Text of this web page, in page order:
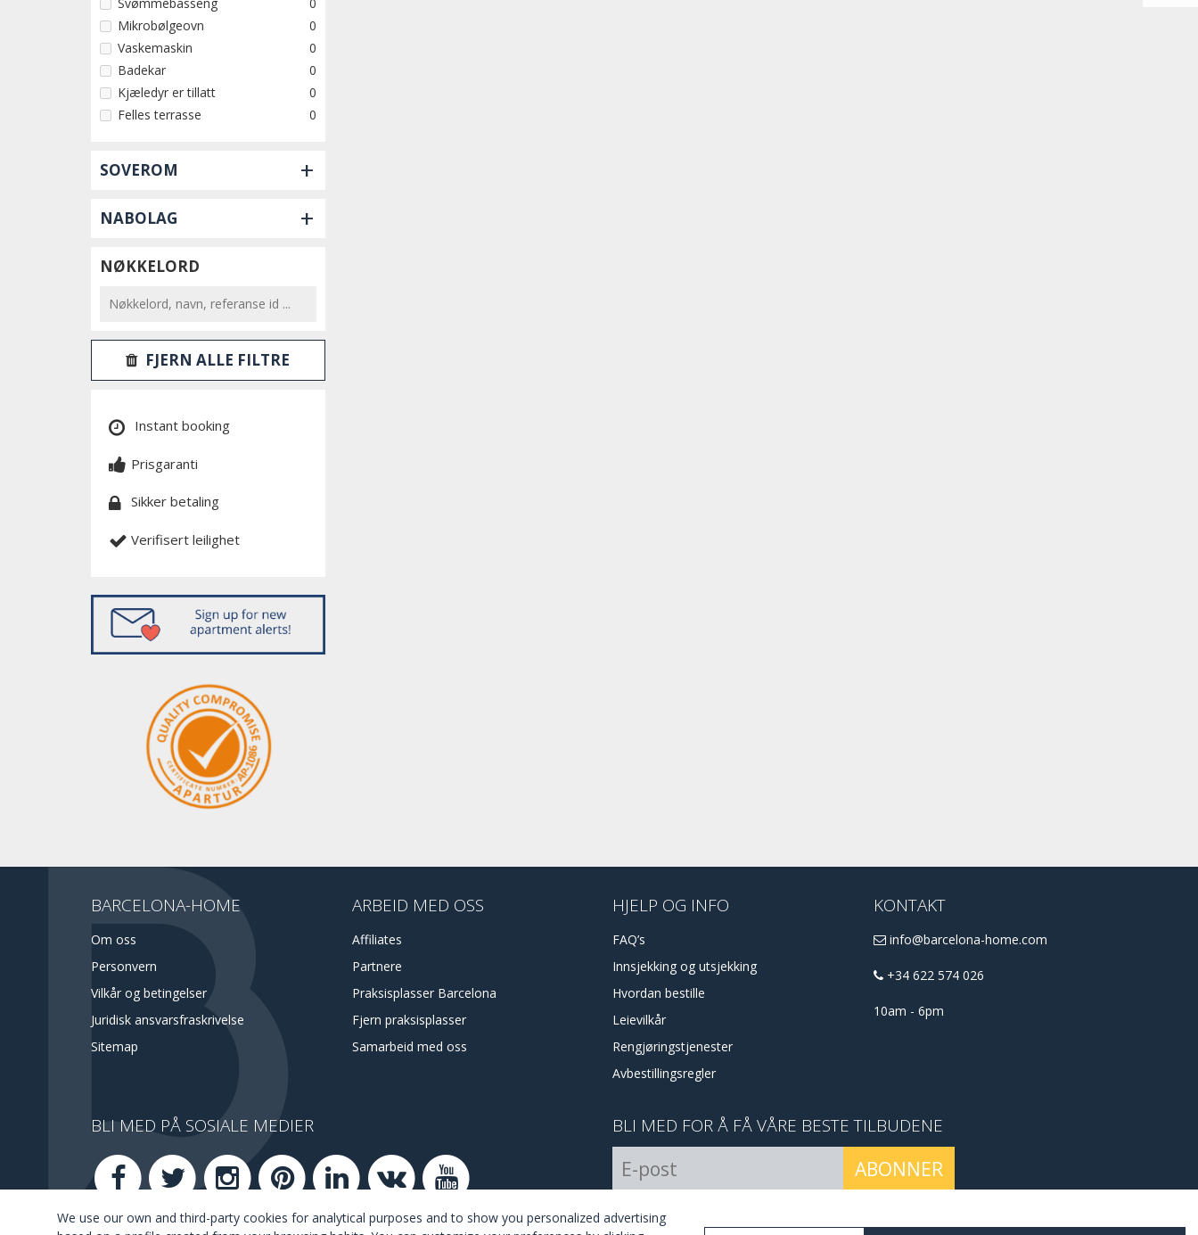
Mikrobølgeovn
0
Vaskemaskin
0
Badekar
0
Kjæledyr er tillatt
0
Felles terrasse
0
SOVEROM +
NABOLAG +
NØKKELORD
FJERN ALLE FILTRE
Instant booking
Prisgaranti
Sikker betaling
Verifisert leilighet
BARCELONA-HOME
Om oss
Personvern
Vilkår og betingelser
Juridisk ansvarsfraskrivelse
Sitemap
ARBEID MED OSS
Affiliates
Partnere
Praksisplasser Barcelona
Fjern praksisplasser
Samarbeid med oss
HJELP OG INFO
FAQ’s
Innsjekking og utsjekking
Hvordan bestille
Leievilkår
Rengjøringstjenester
Avbestillingsregler
KONTAKT
info@barcelona-home.com
+34 622 574 026
10am - 6pm
BLI MED PÅ SOSIALE MEDIER BLI MED FOR Å FÅ VÅRE BESTE TILBUDENE
ABONNER
We use our own and third-party cookies for analytical purposes and to show you personalized advertising